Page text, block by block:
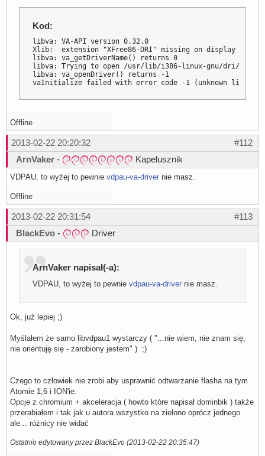
Kod:
libva: VA-API version 0.32.0
Xlib:  extension "XFree86-DRI" missing on display ":0".
libva: va_getDriverName() returns 0
libva: Trying to open /usr/lib/i386-linux-gnu/dri/
libva: va_openDriver() returns -1
vaInitialize failed with error code -1 (unknown libva
Offline
#112
2013-02-22 20:20:32
ArnVaker - Kapelusznik
VDPAU, to wyżej to pewnie vdpau-va-driver nie masz.
Offline
#113
2013-02-22 20:31:54
BlackEvo - Driver
ArnVaker napisał(-a):
VDPAU, to wyżej to pewnievdpau-va-driver nie masz.
Ok, już lepiej ;)
Myślałem że samo libvdpau1 wystarczy ( "...nie wiem, nie znam się,
nie orientuję się - zarobiony jestem" ) ;)
Czego to człowiek nie zrobi aby usprawnić odtwarzanie flasha na tym
Atomie 1,6 i ION'ie.
Opcje z chromium + akceleracja ( howto które napisał dominbik ) także
przerabiałem i tak jak u autora wszystko na zielono oprócz jednego
ale... różnicy nie widać
Ostatnio edytowany przez BlackEvo (2013-02-22 20:35:47)